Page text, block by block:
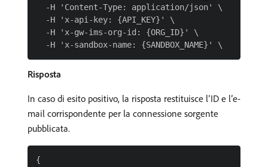
  -H 'Content-Type: application/json' \
  -H 'x-api-key: {API_KEY}' \
  -H 'x-gw-ims-org-id: {ORG_ID}' \
Risposta
In caso di esito positivo, la risposta restituisce l’ID e l’e-
mail corrispondente per la connessione sorgente
pubblicata.
{